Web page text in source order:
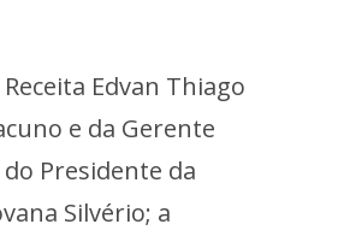
Edvan Thiago
e da Gerente
Presidente da
Silvério; a